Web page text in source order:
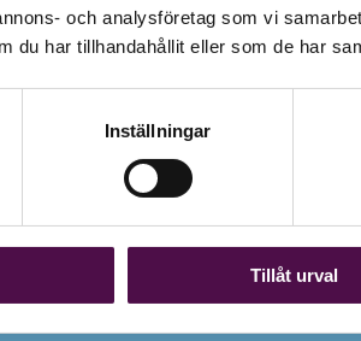
och analysföretag som vi
du har tillhandahållit eller som de har
Inställningar
Tillåt urval